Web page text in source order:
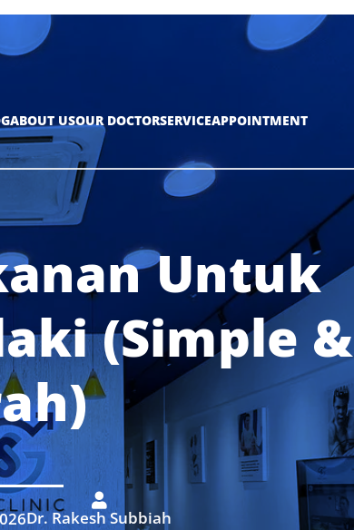
ABOUT USOUR DOCTORSERVICEAPPOINTMENT
Untuk
(Simple &

Dr. Rakesh Subbiah